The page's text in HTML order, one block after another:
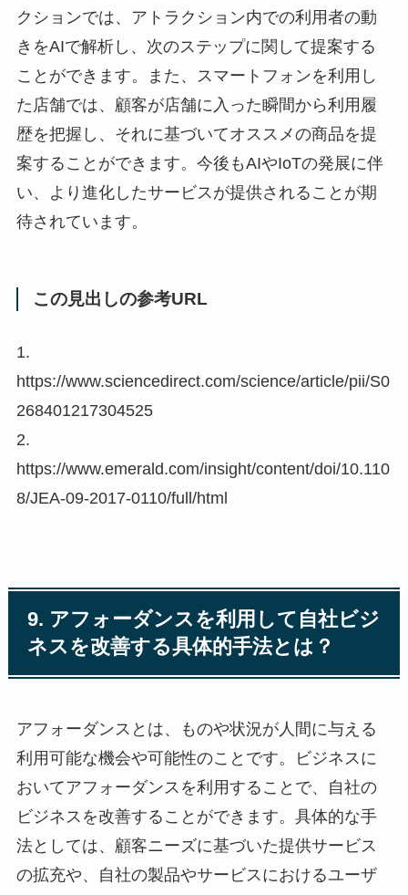
クションでは、アトラクション内での利用者の動
きをAIで解析し、次のステップに関して提案する
ことができます。また、スマートフォンを利用し
た店舗では、顧客が店舗に入った瞬間から利用履
歴を把握し、それに基づいてオススメの商品を提
案することができます。今後もAIやIoTの発展に伴
い、より進化したサービスが提供されることが期
待されています。
この見出しの参考URL
1.
https://www.sciencedirect.com/science/article/pii/S0
268401217304525
2.
https://www.emerald.com/insight/content/doi/10.110
8/JEA-09-2017-0110/full/html
9. アフォーダンスを利用して自社ビジ
ネスを改善する具体的手法とは？
アフォーダンスとは、ものや状況が人間に与える
利用可能な機会や可能性のことです。ビジネスに
おいてアフォーダンスを利用することで、自社の
ビジネスを改善することができます。具体的な手
法としては、顧客ニーズに基づいた提供サービス
の拡充や、自社の製品やサービスにおけるユーザ